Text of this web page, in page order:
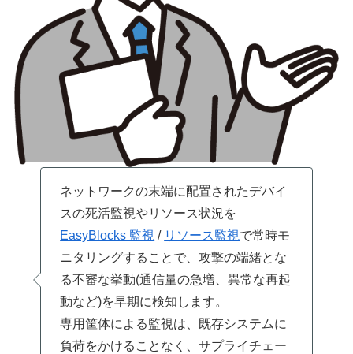
ネットワークの末端に配置されたデバイ
スの死活監視やリソース状況を
EasyBlocks 監視 / リソース監視で常時モ
ニタリングすることで、攻撃の端緒とな
る不審な挙動(通信量の急増、異常な再起
動など)を早期に検知します。
専用筐体による監視は、既存システムに
負荷をかけることなく、サプライチェー